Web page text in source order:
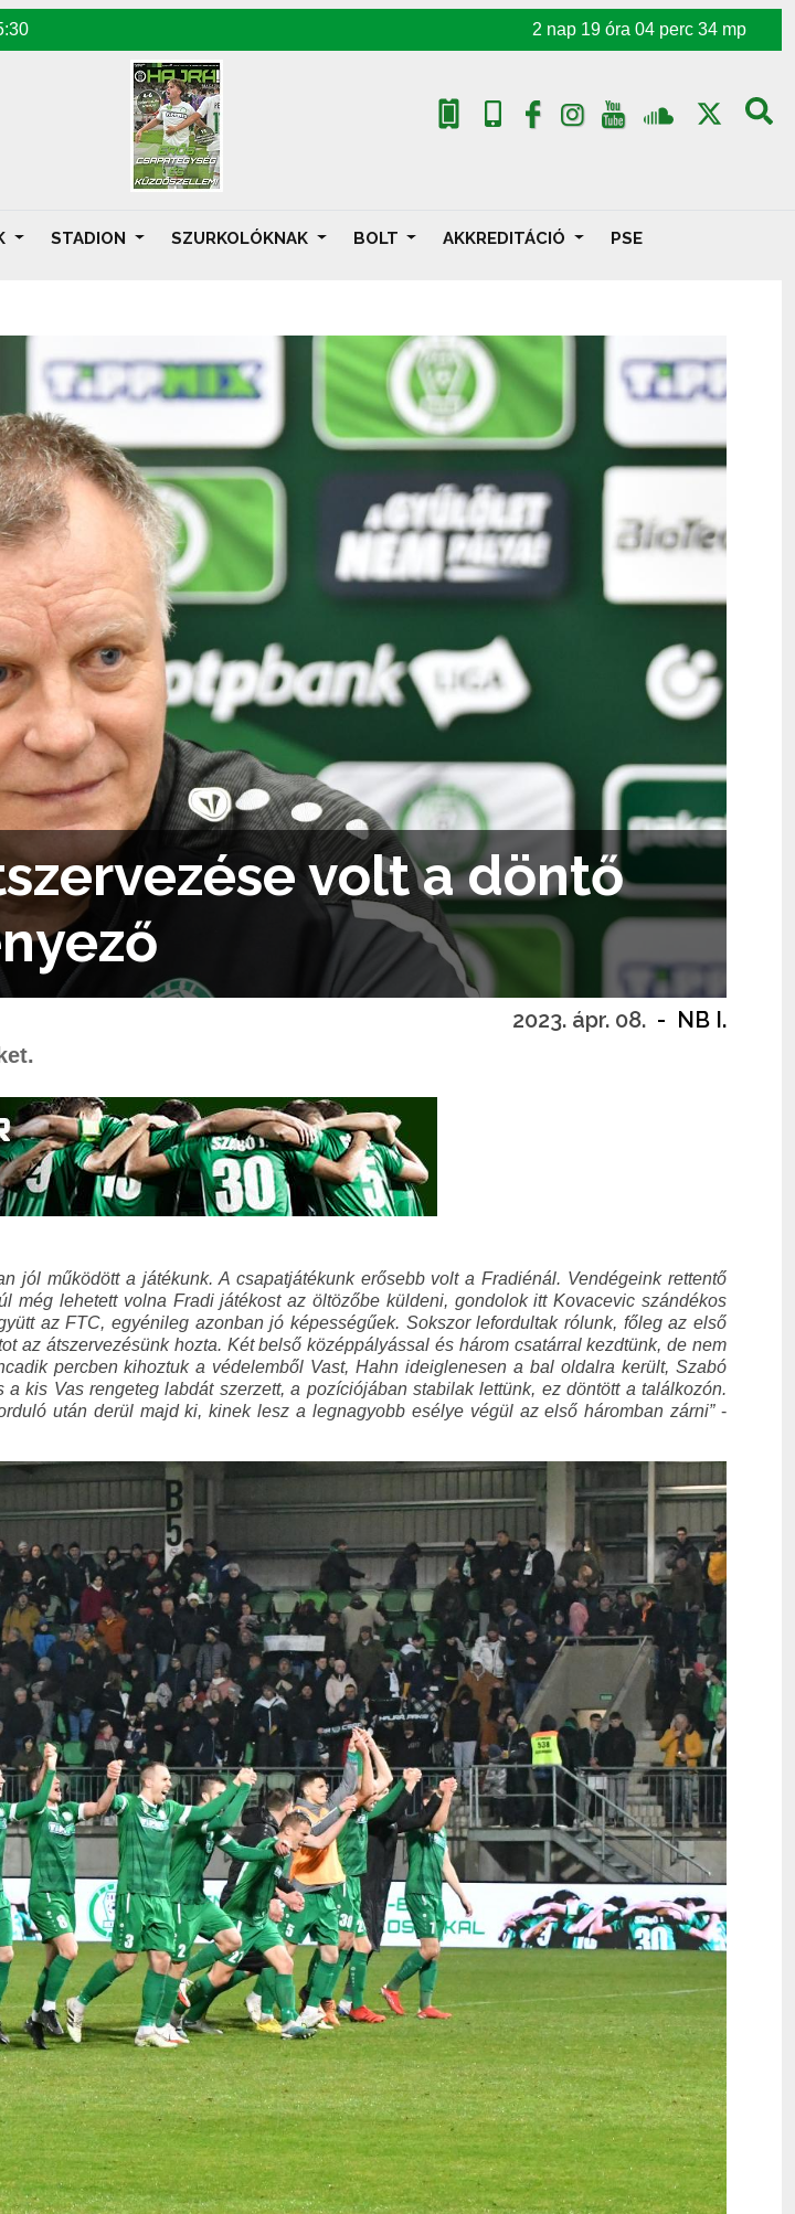
2 nap 19 óra 04 perc 32 mp
STADION SZURKOLÓKNAK BOLT AKKREDITÁCIÓ PSE
volt a döntő
2023. ápr. 08. - NB I.
jól működött a játékunk. A csapatjátékunk erősebb volt a Fradiénál. Vendégeink rettentő
még lehetett volna Fradi játékost az öltözőbe küldeni, gondolok itt Kovacevic szándékos
az FTC, egyénileg azonban jó képességűek. Sokszor lefordultak rólunk, főleg az első
az átszervezésünk hozta. Két belső középpályással és három csatárral kezdtünk, de nem
percben kihoztuk a védelemből Vast, Hahn ideiglenesen a bal oldalra került, Szabó
kis Vas rengeteg labdát szerzett, a pozíciójában stabilak lettünk, ez döntött a találkozón.
után derül majd ki, kinek lesz a legnagyobb esélye végül az első háromban zárni”-